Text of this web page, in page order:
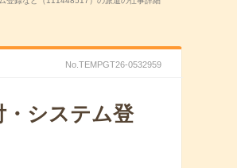
No.TEMPGT26-0532959
・システム登